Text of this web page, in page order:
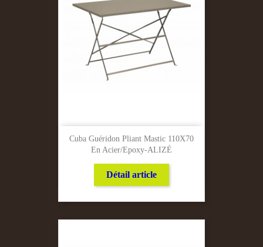
Cuba Guéridon Pliant Mastic 110X70
En Acier/Epoxy-ALIZÉ
Détail article